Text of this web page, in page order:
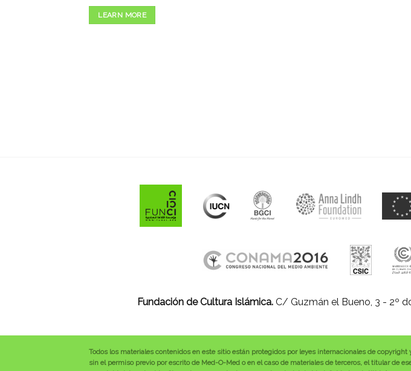
LEARN MORE
Fundación de Cultura Islámica.C/ Guzmán el Bueno, 3 - 2º
Todos los materiales contenidos en este sitio están protegidos por leyes internacionales de
sin el permiso previo por escrito de Med-O-Med o en el caso de materiales de terceros, el titular de